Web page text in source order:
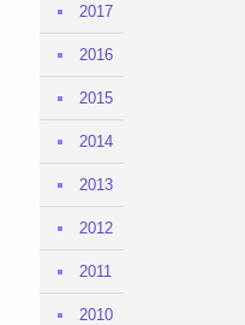
2017
2016
2015
2014
2013
2012
2011
2010